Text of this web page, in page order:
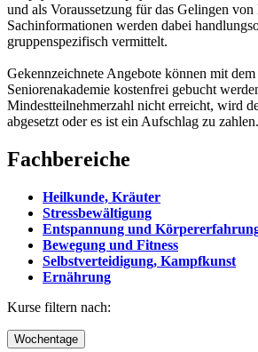
und als Voraussetzung für das Gelingen
Sachinformationen werden dabei
gruppenspezifisch vermittelt.
Gekennzeichnete Angebote können mit dem
Seniorenakademie kostenfrei gebucht
Mindestteilnehmerzahl nicht erreicht, wird
abgesetzt oder es ist ein Aufschlag zu zahlen.
Fachbereiche
Heilkunde, Kräuter
Stressbewältigung
Entspannung und
Bewegung und Fitness
Selbstverteidigung, Kampfkunst
Ernährung
Kurse filtern nach:
Wochentage